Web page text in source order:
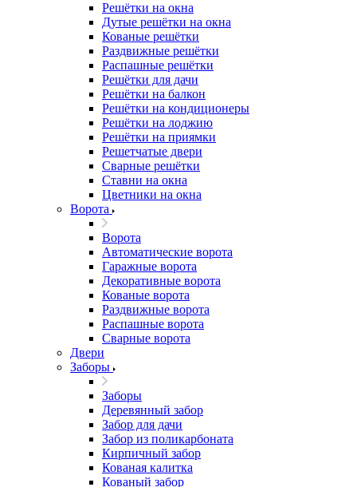
Решётки на окна
Дутые решётки на окна
Кованые решётки
Раздвижные решётки
Распашные решётки
Решётки для дачи
Решётки на балкон
Решётки на кондиционеры
Решётки на лоджию
Решётки на приямки
Решетчатые двери
Сварные решётки
Ставни на окна
Цветники на окна
Ворота
Ворота
Автоматические ворота
Гаражные ворота
Декоративные ворота
Кованые ворота
Раздвижные ворота
Распашные ворота
Сварные ворота
Двери
Заборы
Заборы
Деревянный забор
Забор для дачи
Забор из поликарбоната
Кирпичный забор
Кованая калитка
Кованый забор